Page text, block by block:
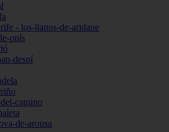
- los-llanos-de-aridane
onís
despí
camino
de-arousa